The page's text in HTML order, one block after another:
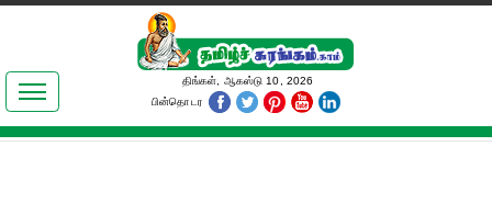
இலக்கியங்கள்
தமிழ் உலகம்
திங்கள், ஆகஸ்டு 10, 2026
பின்தொடர